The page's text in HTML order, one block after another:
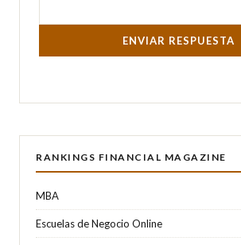
ENVIAR RESPUESTA
RANKINGS FINANCIAL MAGAZINE
MBA
Escuelas de Negocio Online